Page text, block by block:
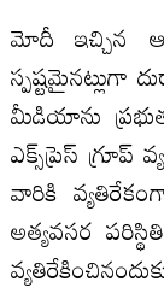
మోదీ ఇచ్చిన
మీడియాను
ఎక్స్‌ప్రెస్
వారికి
అత్యవసర